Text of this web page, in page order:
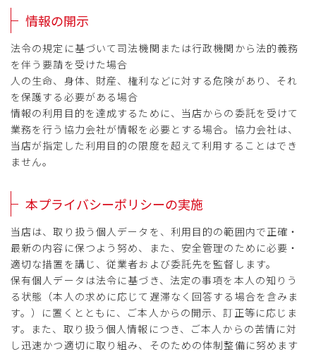
情報の開示
法令の規定に基づいて司法機関または行政機関から法的義務
を伴う要請を受けた場合
人の生命、身体、財産、権利などに対する危険があり、それ
を保護する必要がある場合
情報の利用目的を達成するために、当店からの委託を受けて
業務を行う協力会社が情報を必要とする場合。協力会社は、
当店が指定した利用目的の限度を超えて利用することはでき
ません。
本プライバシーポリシーの実施
当店は、取り扱う個人データを、利用目的の範囲内で正確・
最新の内容に保つよう努め、また、安全管理のために必要・
適切な措置を講じ、従業者および委託先を監督します。
保有個人データは法令に基づき、法定の事項を本人の知りう
る状態（本人の求めに応じて遅滞なく回答する場合を含みま
す。）に置くとともに、ご本人からの開示、訂正等に応じま
す。また、取り扱う個人情報につき、ご本人からの苦情に対
し迅速かつ適切に取り組み、そのための体制整備に努めます